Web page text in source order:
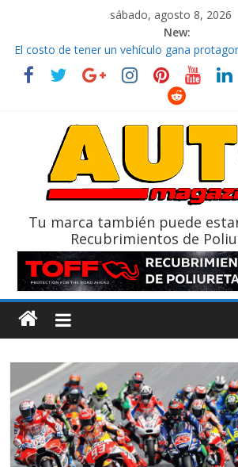
sábado, agosto 8, 2026
New:
El costo de tener un vehículo gana
decidir
Ultima película ‘Spider‑Man: Brand New
La Vuelta al Ecuador 2026, edición 47ª,
La FEDAK recibe 12 Sinotruk Bolden para
Tu marca también puede
Recubrimientos de